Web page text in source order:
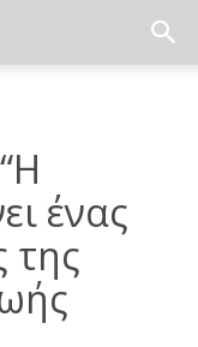
ένας
της